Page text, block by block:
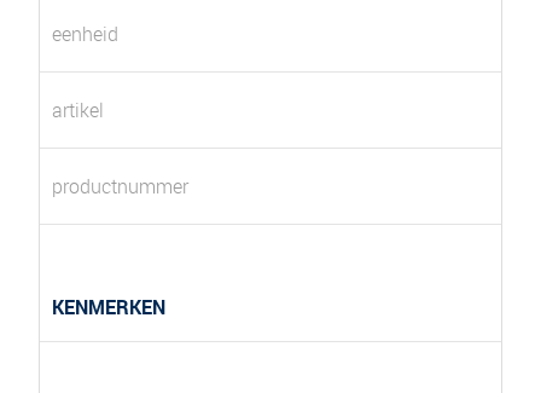
eenheid
artikel
productnummer
KENMERKEN